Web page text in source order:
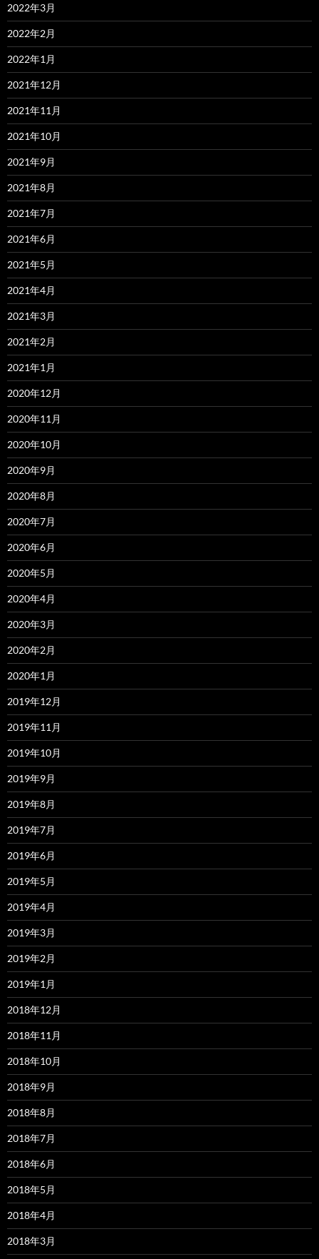
2022年3月
2022年2月
2022年1月
2021年12月
2021年11月
2021年10月
2021年9月
2021年8月
2021年7月
2021年6月
2021年5月
2021年4月
2021年3月
2021年2月
2021年1月
2020年12月
2020年11月
2020年10月
2020年9月
2020年8月
2020年7月
2020年6月
2020年5月
2020年4月
2020年3月
2020年2月
2020年1月
2019年12月
2019年11月
2019年10月
2019年9月
2019年8月
2019年7月
2019年6月
2019年5月
2019年4月
2019年3月
2019年2月
2019年1月
2018年12月
2018年11月
2018年10月
2018年9月
2018年8月
2018年7月
2018年6月
2018年5月
2018年4月
2018年3月